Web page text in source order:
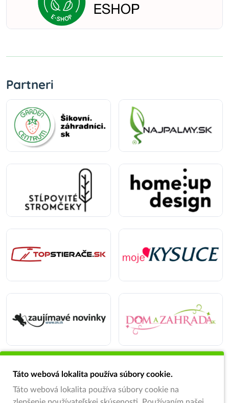
Partneri
Táto webová lokalita používa súbory cookie.
Táto webová lokalita používa súbory cookie na